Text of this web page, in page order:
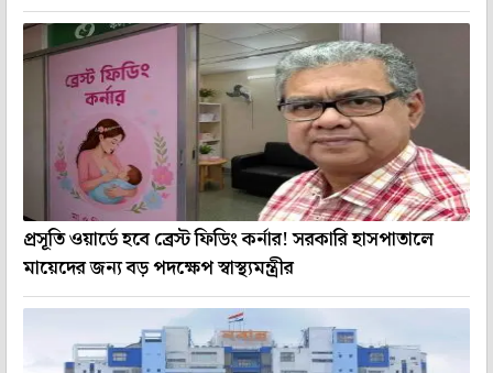
প্রসূতি ওয়ার্ডে হবে ব্রেস্ট ফিডিং কর্নার! সরকারি হাসপাতালে
মায়েদের জন্য বড় পদক্ষেপ স্বাস্থ্যমন্ত্রীর